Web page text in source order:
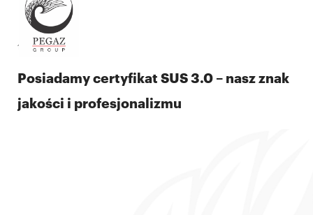
19.11.2025
Posiadamy certyfikat SUS 3.0 – nasz znak
jakości i profesjonalizmu